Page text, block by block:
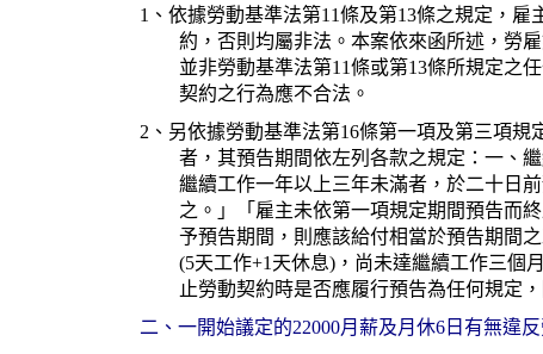
1、依據勞動基準法第11條及第13條之規定，
約，否則均屬非法。本案依來函所述，勞
並非勞動基準法第11條或第13條所規定之
契約之行為應不合法。
2、另依據勞動基準法第16條第一項及第三項
者，其預告期間依左列各款之規定：一、
繼續工作一年以上三年未滿者，於二十日
之。」「雇主未依第一項規定期間預告而
予預告期間，則應該給付相當於預告期間
(5天工作+1天休息)，尚未達繼續工作三個
止勞動契約時是否應履行預告為任何規定
二、一開始議定的22000月薪及月休6日有無違